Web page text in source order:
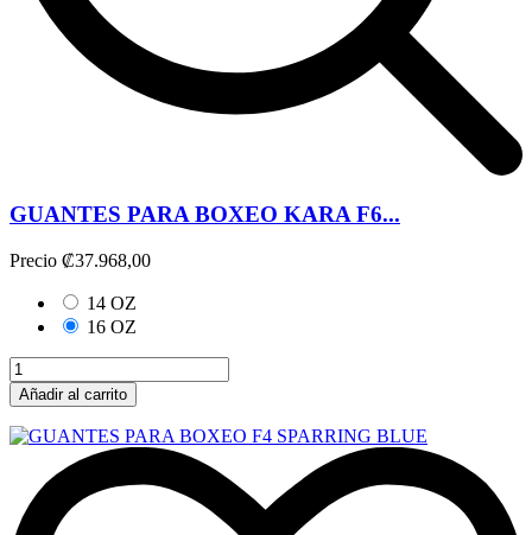
GUANTES PARA BOXEO KARA F6...
Precio ₡37.968,00
14 OZ
16 OZ
Añadir al carrito